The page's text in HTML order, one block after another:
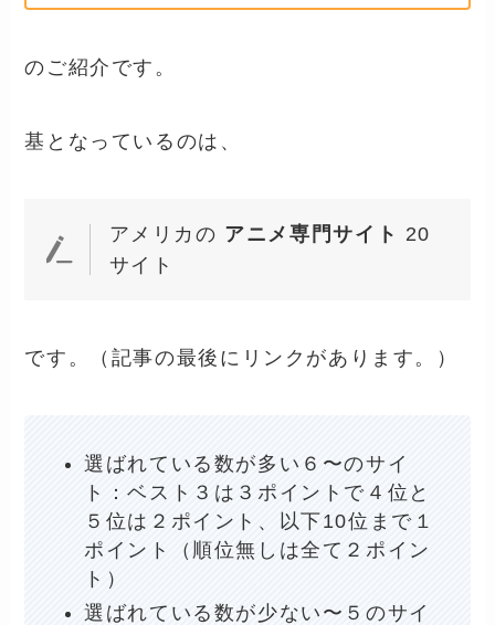
のご紹介です。
基となっているのは、
アメリカの アニメ専門サイト 20
サイト
です。（記事の最後にリンクがあります。）
選ばれている数が多い６〜のサイ
ト：ベスト３は３ポイントで４位と
５位は２ポイント、以下10位まで１
ポイント（順位無しは全て２ポイン
ト）
選ばれている数が少ない〜５のサイ